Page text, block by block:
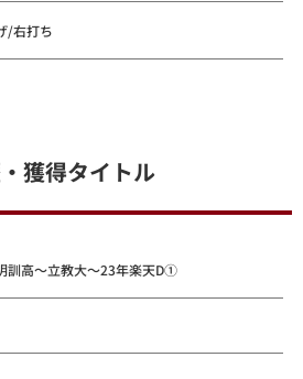
/右打ち
獲得タイトル
訓高～立教大～23年楽天D①